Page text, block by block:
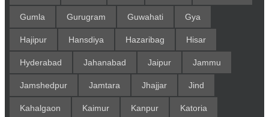
Gumla Gurugram Guwahati Gya
Hajipur Hansdiya Hazaribag Hisar
Hyderabad Jahanabad Jaipur Jammu
Jamshedpur Jamtara Jhajjar Jind
Kahalgaon Kaimur Kanpur Katoria